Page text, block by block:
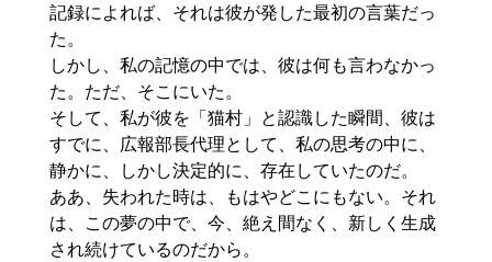
記録によれば、それは彼が発した最初の言葉だっ
た。
しかし、私の記憶の中では、彼は何も言わなかっ
た。ただ、そこにいた。
そして、私が彼を「猫村」と認識した瞬間、彼は
すでに、広報部長代理として、私の思考の中に、
静かに、しかし決定的に、存在していたのだ。
ああ、失われた時は、もはやどこにもない。それ
は、この夢の中で、今、絶え間なく、新しく生成
され続けているのだから。